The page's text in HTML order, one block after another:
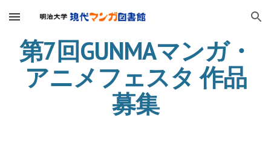
Skip to main content Skip to navigation
第7回GUNMAマンガ・
アニメフェスタ 作品
募集